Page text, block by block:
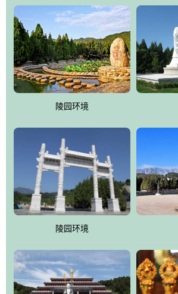
园、打造佛教精品旅游圣地”为目标，以海外
的墓地安葬、祭祀吊亡并结合旅游参观构成其
郁绚丽、优雅宜人的园林景观构成其外部形
园手法相结合的默契操作，建成一处特色鲜
美、民族风格突出，与周边文物古迹交相呼
式园林。
万佛园工程一期占地448亩，目前完成投资近
用全仿古式建筑，寻求与世界文化遗产地清
区建设中寻求陵园建设与景区建设的有机融合
的地形优势，打造现代艺术园林，建设旅游
合服务设施，服务于陵园经营，使企业的多
托、相互促进，园区绿化覆盖率达90%。
陵园环境
陵园环境